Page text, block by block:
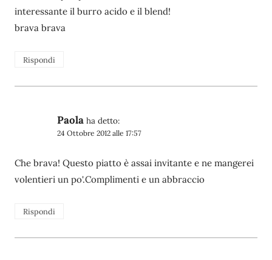
interessante il burro acido e il blend!
brava brava
Rispondi
Paola ha detto:
24 Ottobre 2012 alle 17:57
Che brava! Questo piatto è assai invitante e ne mangerei
volentieri un po'.Complimenti e un abbraccio
Rispondi